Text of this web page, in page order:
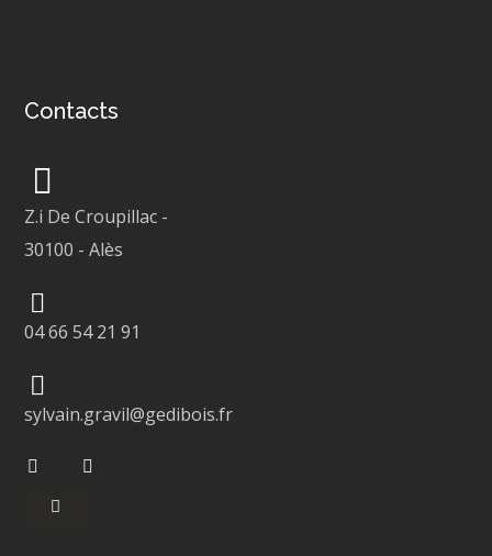
Contacts
Z.i De Croupillac -
30100 -Alès
04 66 54 21 91
sylvain.gravil@gedibois.fr